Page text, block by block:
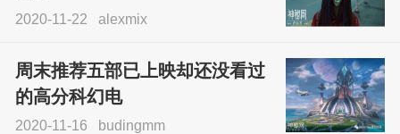
2020-11-22 alexmix
周末推荐五部已上映却还没看过
的高分科幻电
2020-11-16 budingmm